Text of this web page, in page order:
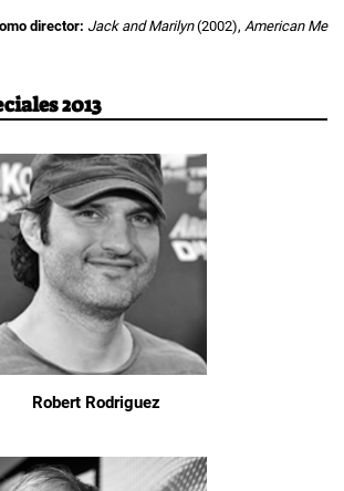
director: Jack and Marilyn(2002), American Me
2013
Robert Rodriguez